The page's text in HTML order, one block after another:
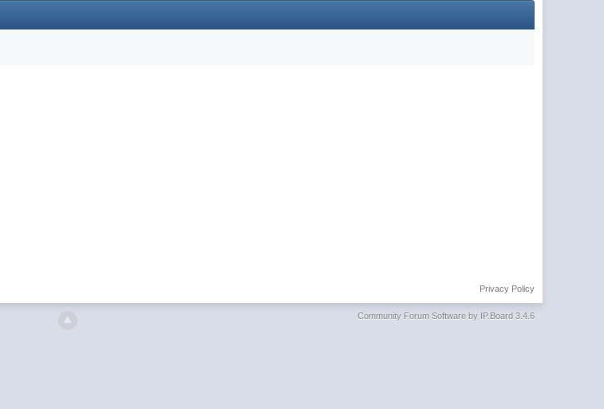
Privacy Policy
Community Forum Software by IP.Board 3.4.6